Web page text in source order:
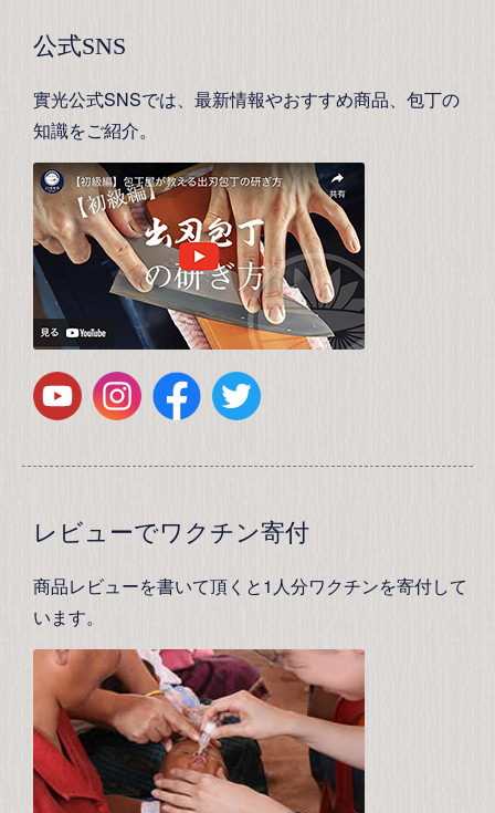
公式SNS
實光公式SNSでは、最新情報やおすすめ商品、包丁の
知識をご紹介。
レビューでワクチン寄付
商品レビューを書いて頂くと1人分ワクチンを寄付して
います。